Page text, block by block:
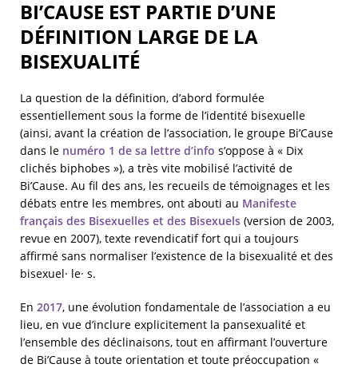
BI’CAUSE EST PARTIE D’UNE
DÉFINITION LARGE DE LA
BISEXUALITÉ
La question de la définition, d’abord formulée
essentiellement sous la forme de l’identité bisexuelle
(ainsi, avant la création de l’association, le groupe Bi’Cause
dans le numéro 1 de sa lettre d’info s’oppose à « Dix
clichés biphobes »), a très vite mobilisé l’activité de
Bi’Cause. Au fil des ans, les recueils de témoignages et les
débats entre les membres, ont abouti au Manifeste
français des Bisexuelles et des Bisexuels (version de 2003,
revue en 2007), texte revendicatif fort qui a toujours
affirmé sans normaliser l’existence de la bisexualité et des
bisexuel· le· s.
En 2017, une évolution fondamentale de l’association a eu
lieu, en vue d’inclure explicitement la pansexualité et
l’ensemble des déclinaisons, tout en affirmant l’ouverture
de Bi’Cause à toute orientation et toute préoccupation «